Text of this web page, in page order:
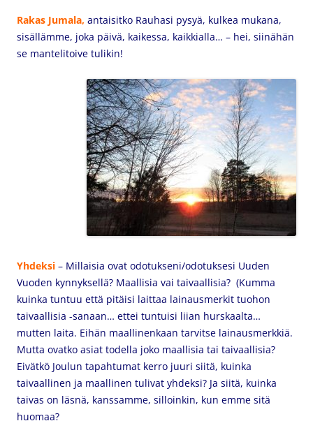
Rakas Jumala, antaisitko Rauhasi pysyä, kulkea mukana,
sisällämme, joka päivä, kaikessa, kaikkialla… – hei, siinähän
se mantelitoive tulikin!
Yhdeksi – Millaisia ovat odotukseni/odotuksesi Uuden
Vuoden kynnyksellä? Maallisia vai taivaallisia? (Kumma
kuinka tuntuu että pitäisi laittaa lainausmerkit tuohon
taivaallisia -sanaan… ettei tuntuisi liian hurskaalta…
mutten laita. Eihän maallinenkaan tarvitse lainausmerkkiä.
Mutta ovatko asiat todella joko maallisia tai taivaallisia?
Eivätkö Joulun tapahtumat kerro juuri siitä, kuinka
taivaallinen ja maallinen tulivat yhdeksi? Ja siitä, kuinka
taivas on läsnä, kanssamme, silloinkin, kun emme sitä
huomaa?